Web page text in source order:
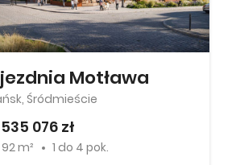
Motława
Śródmieście
076 zł
m² 1 do 4 pok.